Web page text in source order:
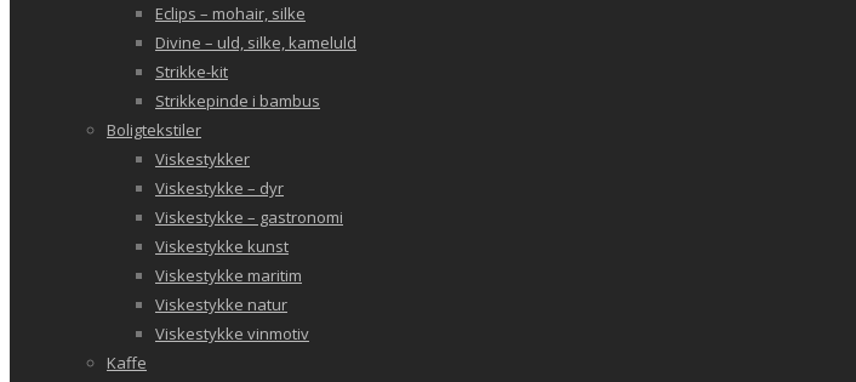
Eclips – mohair, silke
Divine – uld, silke, kameluld
Strikke-kit
Strikkepinde i bambus
Boligtekstiler
Viskestykker
Viskestykke – dyr
Viskestykke – gastronomi
Viskestykke kunst
Viskestykke maritim
Viskestykke natur
Viskestykke vinmotiv
Kaffe